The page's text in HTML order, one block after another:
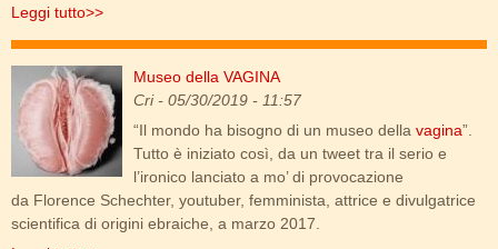
Leggi tutto>>
museo_vagina_2.jpg
Museo della VAGINA
Cri- 05/30/2019 - 11:57
“Il mondo ha bisogno di un museo della vagina”.
Tutto è iniziato così, da un tweet tra il serio e
l’ironico lanciato a mo’ di provocazione
da Florence Schechter, youtuber, femminista, attrice e divulgatrice
scientifica di origini ebraiche, a marzo 2017.